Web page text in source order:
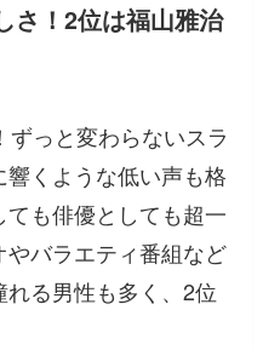
さ！2位は福山雅治
っと変わらないスラ
くような低い声も格
も俳優としても超一
バラエティ番組など
る男性も多く、2位